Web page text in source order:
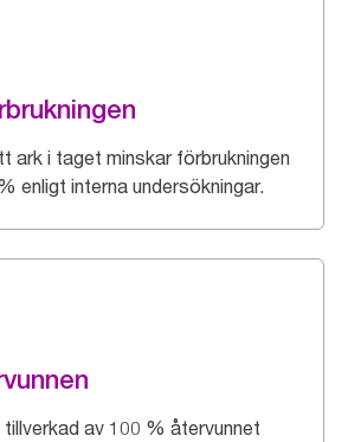
ark i taget minskar förbrukningen
enligt interna undersökningar.
av 100 % återvunnet